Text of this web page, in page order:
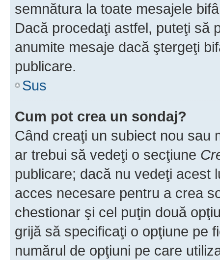
semnătura la toate mesajele
Dacă procedaţi astfel, puteţi să
anumite mesaje dacă ştergeţi
publicare.
Sus
Cum pot crea un sondaj?
Când creaţi un subiect nou sau
ar trebui să vedeţi o secţiune
publicare; dacă nu vedeţi acest
acces necesare pentru a crea
chestionar şi cel puţin două
grijă să specificaţi o opţiune pe
numărul de opţiuni pe care